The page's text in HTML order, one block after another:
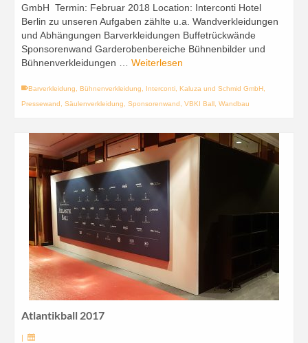
GmbH Termin: Februar 2018 Location: Interconti Hotel
Berlin zu unseren Aufgaben zählte u.a. Wandverkleidungen
und Abhängungen Barverkleidungen Buffetrückwände
Sponsorenwand Garderobenbereiche Bühnenbilder und
Bühnenverkleidungen … Weiterlesen
Barverkleidung Bühnenverkleidung Interconti Kaluza und Schmid GmbH
Pressewand
Säulenverkleidung Sponsorenwand VBKI Ball Wandbau
Atlantikball 2017
|